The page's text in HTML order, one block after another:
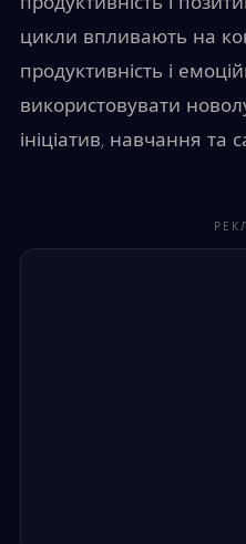
продуктивність і
цикли впливають на
продуктивність і
використовувати
ініціатив, навчання та